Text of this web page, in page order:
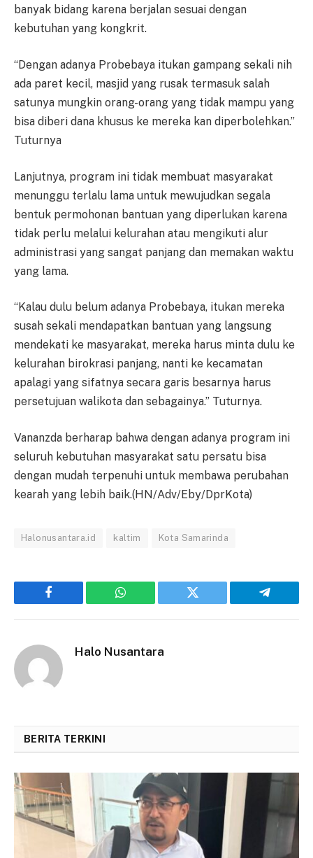
banyak bidang karena berjalan sesuai dengan
kebutuhan yang kongkrit.
“Dengan adanya Probebaya itukan gampang sekali nih
ada paret kecil, masjid yang rusak termasuk salah
satunya mungkin orang-orang yang tidak mampu yang
bisa diberi dana khusus ke mereka kan diperbolehkan.”
Tuturnya
Lanjutnya, program ini tidak membuat masyarakat
menunggu terlalu lama untuk mewujudkan segala
bentuk permohonan bantuan yang diperlukan karena
tidak perlu melalui kelurahan atau mengikuti alur
administrasi yang sangat panjang dan memakan waktu
yang lama.
“Kalau dulu belum adanya Probebaya, itukan mereka
susah sekali mendapatkan bantuan yang langsung
mendekati ke masyarakat, mereka harus minta dulu ke
kelurahan birokrasi panjang, nanti ke kecamatan
apalagi yang sifatnya secara garis besarnya harus
persetujuan walikota dan sebagainya.” Tuturnya.
Vananzda berharap bahwa dengan adanya program ini
seluruh kebutuhan masyarakat satu persatu bisa
dengan mudah terpenuhi untuk membawa perubahan
kearah yang lebih baik.(HN/Adv/Eby/DprKota)
Halonusantara.id kaltim Kota Samarinda
Facebook WhatsApp Twitter Telegram
Halo Nusantara
BERITA TERKINI